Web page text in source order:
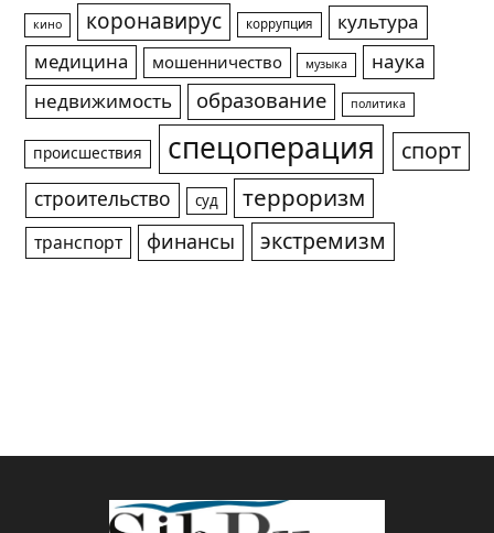
кино коронавирус коррупция
культура
медицина
мошенничество музыка
наука
недвижимость
образование политика
происшествия спецоперация спорт
строительство суд терроризм
транспорт финансы экстремизм